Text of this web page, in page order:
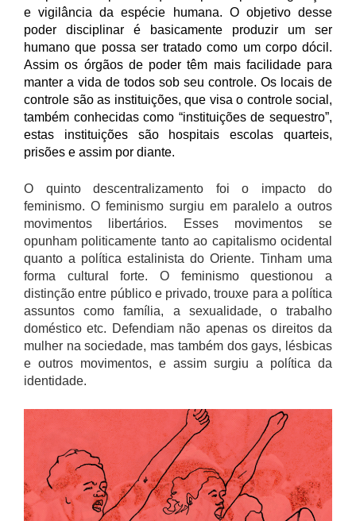
e vigilância da espécie humana. O objetivo desse
poder disciplinar é basicamente produzir um ser
humano que possa ser tratado como um corpo dócil.
Assim os órgãos de poder têm mais facilidade para
manter a vida de todos sob seu controle. Os locais de
controle são as instituições, que visa o controle social,
também conhecidas como “instituições de sequestro”,
estas instituições são hospitais escolas quarteis,
prisões e assim por diante.
O quinto descentralizamento foi o impacto do
feminismo. O feminismo surgiu em paralelo a outros
movimentos libertários. Esses movimentos se
opunham politicamente tanto ao capitalismo ocidental
quanto a política estalinista do Oriente. Tinham uma
forma cultural forte. O feminismo questionou a
distinção entre público e privado, trouxe para a política
assuntos como família, a sexualidade, o trabalho
doméstico etc. Defendiam não apenas os direitos da
mulher na sociedade, mas também dos gays, lésbicas
e outros movimentos, e assim surgiu a política da
identidade.